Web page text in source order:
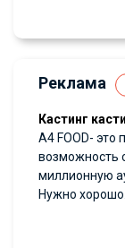
Реклама
Кастинг
А4 FOOD- это
возможность
миллионную
Нужно хорошо...